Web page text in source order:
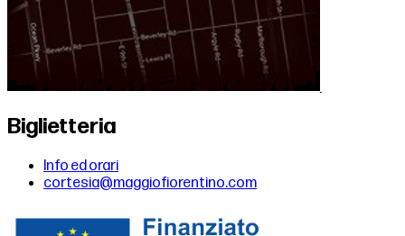
Biglietteria
Info ed orari
cortesia@maggiofiorentino.com